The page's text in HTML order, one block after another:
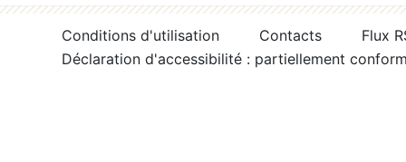
Conditions d'utilisation Contacts
Flux
Déclaration d'accessibilité : partiellement